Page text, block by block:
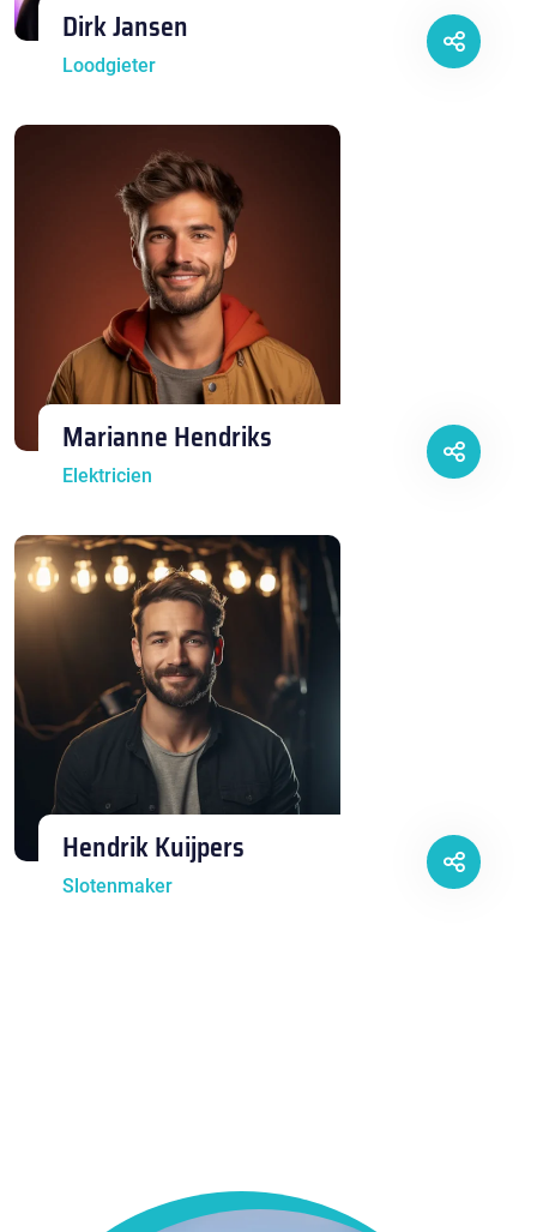
Dirk Jansen
Loodgieter
Marianne Hendriks
Elektricien
Hendrik Kuijpers
Slotenmaker